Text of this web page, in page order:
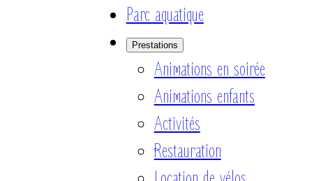
Parc aquatique
Prestations
Animations en soirée
Animations enfants
Activités
Restauration